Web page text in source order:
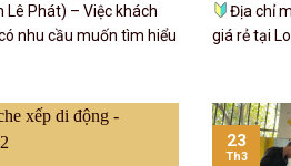
Lê Phát) – Việc khách
nhu cầu muốn tìm hiểu
Địa chỉ
giá rẻ tại
23
Th3